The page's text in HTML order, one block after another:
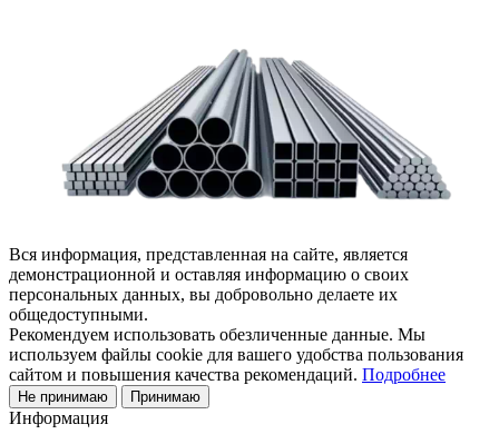
Вся информация, представленная на сайте, является
демонстрационной и оставляя информацию о своих
персональных данных, вы добровольно делаете их
общедоступными.
Рекомендуем использовать обезличенные данные. Мы
используем файлы cookie для вашего удобства пользования
сайтом и повышения качества рекомендаций. Подробнее
Не принимаю Принимаю
Информация